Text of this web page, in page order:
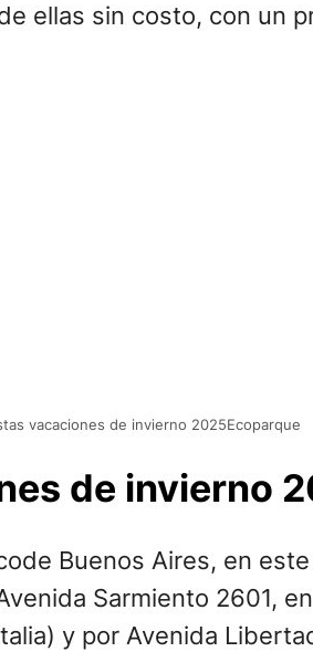
ellas sin costo, con un
vacaciones de invierno 2025Ecoparque
de invierno
Buenos Aires, en este
Sarmiento 2601,
y por Avenida